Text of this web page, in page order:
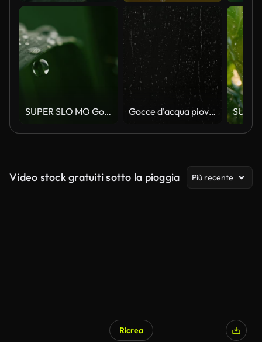
SUPER SLO MO Gocce di pioggia che cadono su pianta verde Gocce d'acqua piovana ravvicinate
Video stock gratuiti sotto la pioggia Più recente
Ricrea